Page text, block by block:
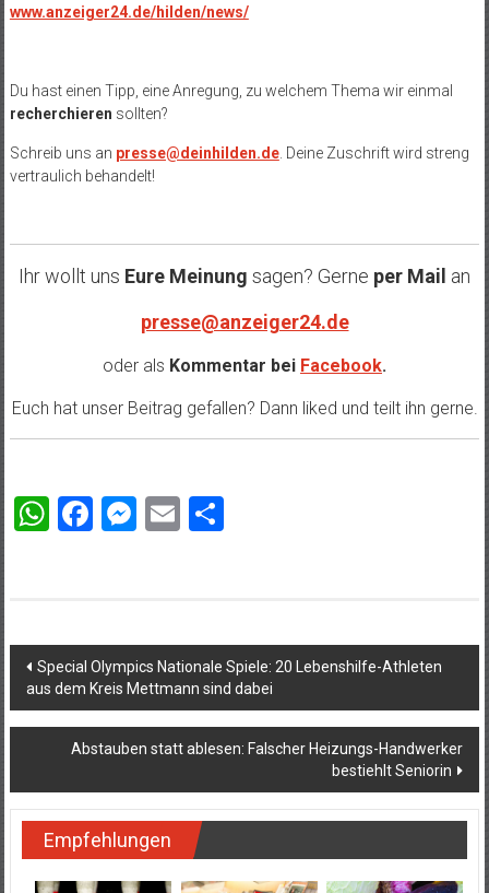
www.anzeiger24.de/hilden/news/
Du hast einen Tipp, eine Anregung, zu welchem Thema wir einmal
recherchieren sollten?
Schreib uns an presse@deinhilden.de. Deine Zuschrift wird streng
vertraulich behandelt!
Ihr wollt uns Eure Meinung sagen? Gerne per Mail an
presse@anzeiger24.de
oder als Kommentar bei Facebook.
Euch hat unser Beitrag gefallen? Dann liked und teilt ihn gerne.
WhatsApp
Facebook
Messenger
Email
Beitragsnavigation
Special Olympics Nationale Spiele: 20 Lebenshilfe-Athleten
aus dem Kreis Mettmann sind dabei
Abstauben statt ablesen: Falscher Heizungs-Handwerker
bestiehlt Seniorin
Empfehlungen